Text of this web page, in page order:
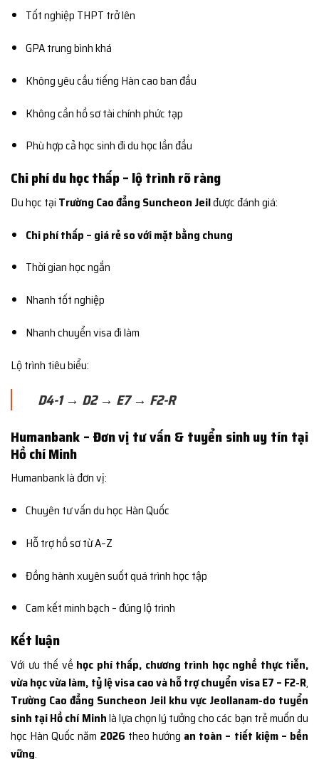
Tốt nghiệp THPT trở lên
GPA trung bình khá
Không yêu cầu tiếng Hàn cao ban đầu
Không cần hồ sơ tài chính phức tạp
Phù hợp cả học sinh đi du học lần đầu
Chi phí du học thấp – lộ trình rõ ràng
Du học tại Trường Cao đẳng Suncheon Jeilđược đánh giá:
Chi phí thấp – giá rẻ so với mặt bằng chung
Thời gian học ngắn
Nhanh tốt nghiệp
Nhanh chuyển visa đi làm
Lộ trình tiêu biểu:
D4-1 → D2 → E7 → F2-R
Humanbank – Đơn vị tư vấn & tuyển sinh uy tín tại
Hồ chí Minh
Humanbank là đơn vị:
Chuyên tư vấn du học Hàn Quốc
Hỗ trợ hồ sơ từ A–Z
Đồng hành xuyên suốt quá trình học tập
Cam kết minh bạch – đúng lộ trình
Kết luận
Với ưu thế về học phí thấp, chương trình học nghề thực tiễn,
vừa học vừa làm, tỷ lệ visa cao và hỗ trợ chuyển visa E7 – F2-R,
Trường Cao đẳng Suncheon Jeil khu vực Jeollanam-do tuyển
sinh tại Hồ chí Minhlà lựa chọn lý tưởng cho các bạn trẻ muốn du
học Hàn Quốc năm 2026 theo hướng an toàn – tiết kiệm – bền
vững.